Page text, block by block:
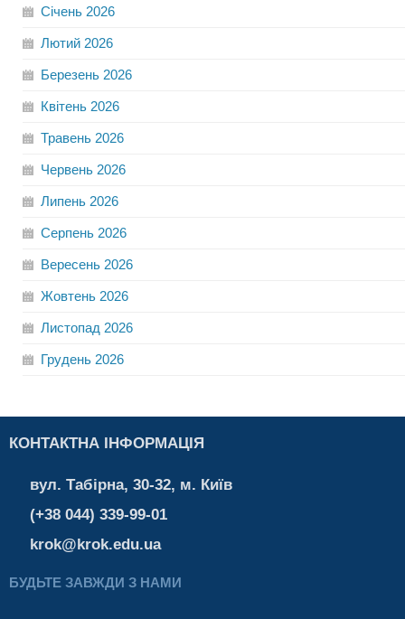
Січень 2026
Лютий 2026
Березень 2026
Квітень 2026
Травень 2026
Червень 2026
Липень 2026
Серпень 2026
Вересень 2026
Жовтень 2026
Листопад 2026
Грудень 2026
КОНТАКТНА ІНФОРМАЦІЯ
вул. Табірна, 30-32, м. Київ
(+38 044) 339-99-01
krok@krok.edu.ua
БУДЬТЕ ЗАВЖДИ З НАМИ